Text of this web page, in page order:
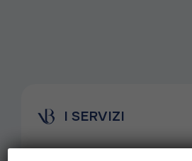
I SERVIZI